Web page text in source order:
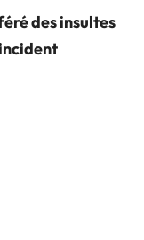
des insultes